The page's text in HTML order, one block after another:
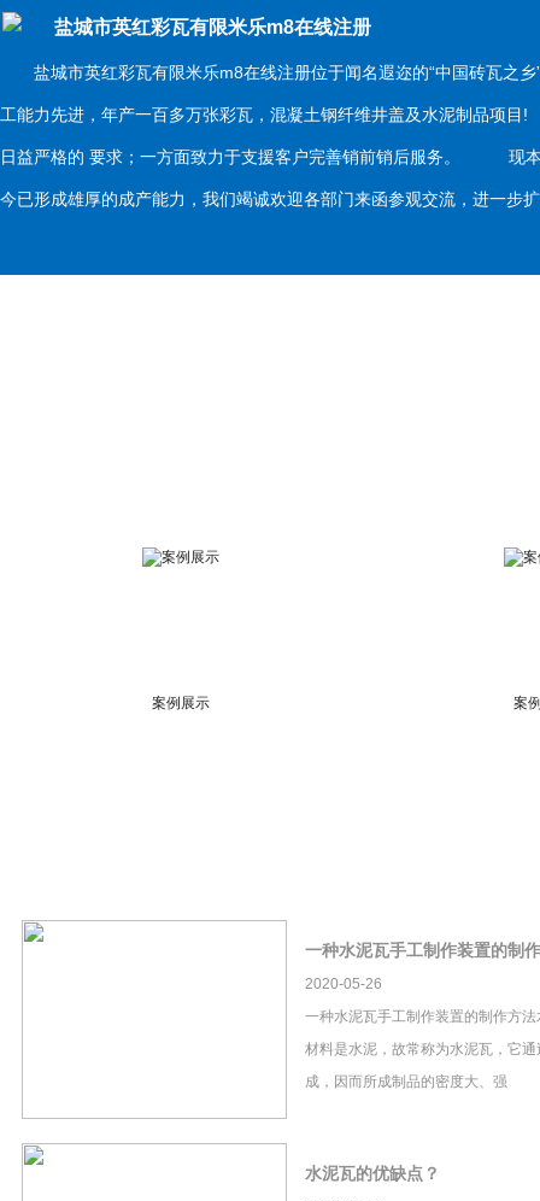
盐城市英红彩瓦有限米乐m8在线注册
盐城市英红彩瓦有限米乐m8在线注册位于闻名遐迩的“中国砖瓦之乡
工能力先进，年产一百多万张彩瓦，混凝土钢纤维井盖及水泥制品项
日益严格的 要求；一方面致力于支援客户完善销前销后服务。 现本
今已形成雄厚的成产能力，我们竭诚欢迎各部门来函参观交流，进一
案例展示 案
一种水泥瓦手工制作装置的制
2020-05-26
一种水泥瓦手工制作装置的制作方
材料是水泥，故常称为水泥瓦，它
成，因而所成制品的密度大、强
水泥瓦的优缺点？